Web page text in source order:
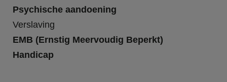
Psychische aandoening
Verslaving
EMB (Ernstig Meervoudig Beperkt)
Handicap